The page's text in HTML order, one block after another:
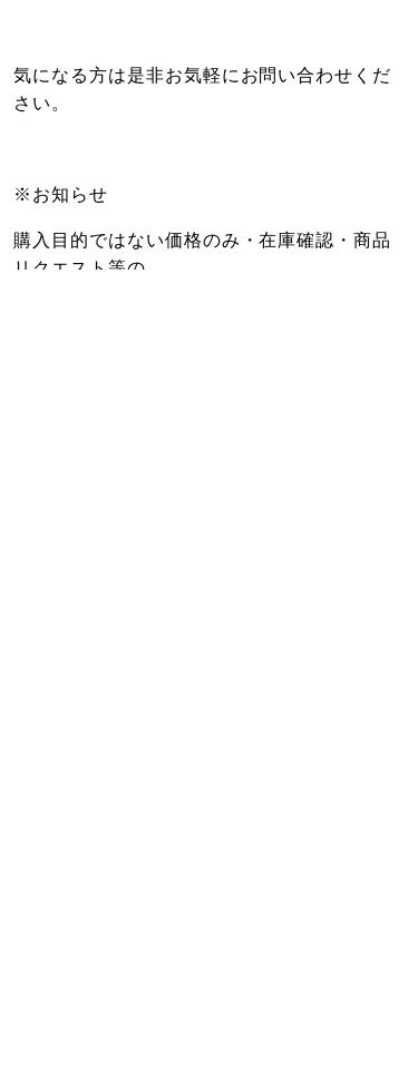
気になる方は是非お気軽にお問い合わせくだ
さい。
※お知らせ
購入目的ではない価格のみ・在庫確認・商品
リクエスト等の